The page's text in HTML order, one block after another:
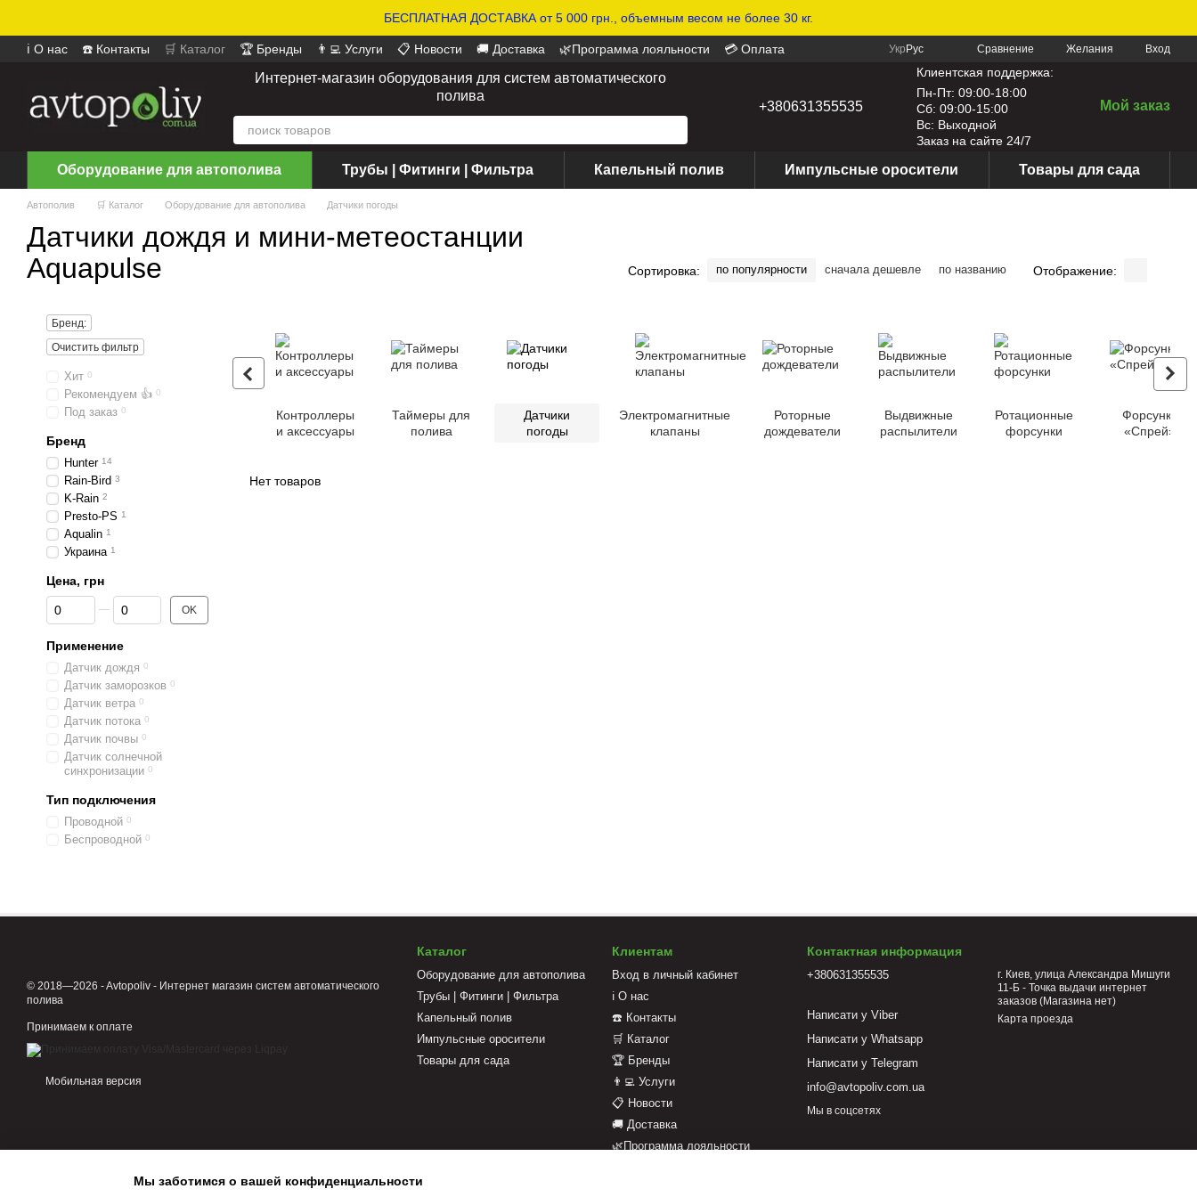
БЕСПЛАТНАЯ ДОСТАВКА от 5 000 грн., объемным весом не более 30 кг.
ℹ️ О нас ☎️ Контакты 🛒 Каталог 🏆 Бренды 👨‍💻 Услуги 📋 Новости 🚚 Доставка 🌿Программа лояльности
💳 Оплата
Укр Рус Сравнение Желания Вход
Интернет-магазин оборудования для систем автоматического
полива
+380631355535
Клиентская поддержка:
Пн-Пт: 09:00-18:00
Сб: 09:00-15:00
Вс: Выходной
Заказ на сайте 24/7
Мой заказ
Оборудование для автополива Трубы | Фитинги | Фильтра Капельный полив Импульсные оросители Товары для сада
Автополив 🛒 Каталог Оборудование для автополива Датчики погоды
Датчики дождя и мини-метеостанции
Aquapulse
Сортировка: по популярности сначала дешевле по названию Отображение:
Контроллеры
и аксессуары
Таймеры для
полива
Датчики
погоды
Электромагнитные
клапаны
Роторные
дождеватели
Выдвижные
распылители
Ротационные
форсунки
Форсунки
«Спрей»
Нет товаров
Бренд:
Очистить фильтр
Хит 0
Рекомендуем 👍 0
Под заказ 0
Бренд
Hunter 14
Rain-Bird 3
K-Rain 2
Presto-PS 1
Aqualin 1
Украина 1
Цена, грн
От Цена, грн
До Цена, грн OK
Применение
Датчик дождя 0
Датчик заморозков 0
Датчик ветра 0
Датчик потока 0
Датчик почвы 0
Датчик солнечной
синхронизации 0
Тип подключения
Проводной 0
Беспроводной 0
© 2018—2026 - Avtopoliv - Интернет магазин систем автоматического
полива
Принимаем к оплате
Мобильная версия
Каталог
Оборудование для автополива
Трубы | Фитинги | Фильтра
Капельный полив
Импульсные оросители
Товары для сада
Клиентам
Вход в личный кабинет
ℹ️ О нас
☎️ Контакты
🛒 Каталог
🏆 Бренды
👨‍💻 Услуги
📋 Новости
🚚 Доставка
🌿Программа лояльности
Контактная информация
+380631355535
Написати у Viber
Написати у Whatsapp
Написати у Telegram
info@avtopoliv.com.ua
г. Киев, улица Александра Мишуги
11-Б - Точка выдачи интернет
заказов (Магазина нет)
Карта проезда
Мы в соцсетях
Мы заботимся о вашей конфиденциальности